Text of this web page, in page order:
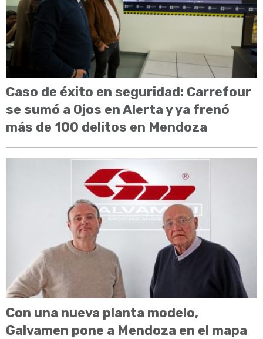
Caso de éxito en seguridad: Carrefour
se sumó a Ojos en Alerta y ya frenó
más de 100 delitos en Mendoza
Con una nueva planta modelo,
Galvamen pone a Mendoza en el mapa